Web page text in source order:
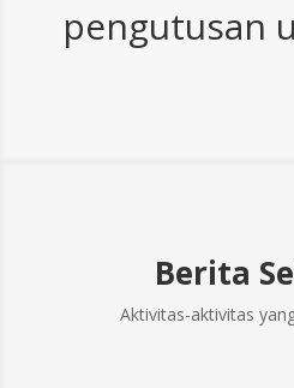
pengutusan
Berita
Aktivitas-aktivitas